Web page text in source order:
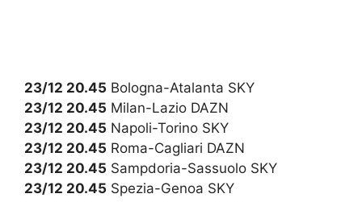
23/12 20.45 Bologna-Atalanta SKY
23/12 20.45 Milan-Lazio DAZN
23/12 20.45 Napoli-Torino SKY
23/12 20.45 Roma-Cagliari DAZN
23/12 20.45 Sampdoria-Sassuolo SKY
23/12 20.45 Spezia-Genoa SKY